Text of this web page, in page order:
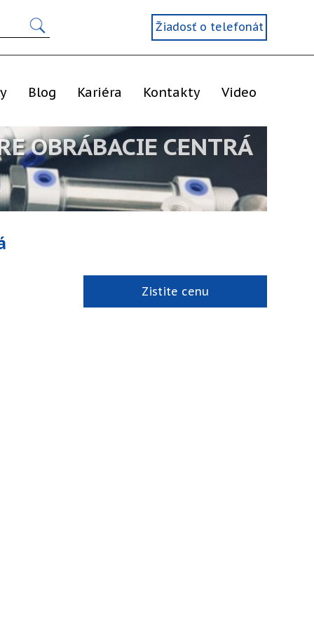
Žiadosť o telefonát
Blog Kariéra Kontakty Video
OBRÁBACIE CENTRÁ
Zistite cenu